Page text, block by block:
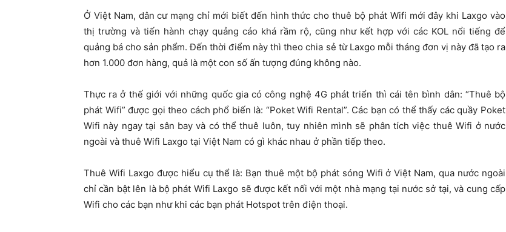
Ở Việt Nam, dân cư mạng chỉ mới biết đến hình thức cho thuê bộ phát Wifi mới đây khi Laxgo vào
thị trường và tiến hành chạy quảng cáo khá rầm rộ, cũng như kết hợp với các KOL nổi tiếng để
quảng bá cho sản phẩm. Đến thời điểm này thì theo chia sẻ từ Laxgo mỗi tháng đơn vị này đã tạo ra
hơn 1.000 đơn hàng, quả là một con số ấn tượng đúng không nào.
Thực ra ở thế giới với những quốc gia có công nghệ 4G phát triển thì cái tên bình dân: “Thuê bộ
phát Wifi” được gọi theo cách phổ biến là: “Poket Wifi Rental”. Các bạn có thể thấy các quầy Poket
Wifi này ngay tại sân bay và có thể thuê luôn, tuy nhiên mình sẽ phân tích việc thuê Wifi ở nước
ngoài và thuê Wifi Laxgo tại Việt Nam có gì khác nhau ở phần tiếp theo.
Thuê Wifi Laxgo được hiểu cụ thể là: Bạn thuê một bộ phát sóng Wifi ở Việt Nam, qua nước ngoài
chỉ cần bật lên là bộ phát Wifi Laxgo sẽ được kết nối với một nhà mạng tại nước sở tại, và cung cấp
Wifi cho các bạn như khi các bạn phát Hotspot trên điện thoại.